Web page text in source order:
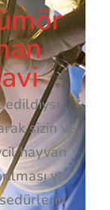
edildiyse,
sizin ve
hayvan
ve